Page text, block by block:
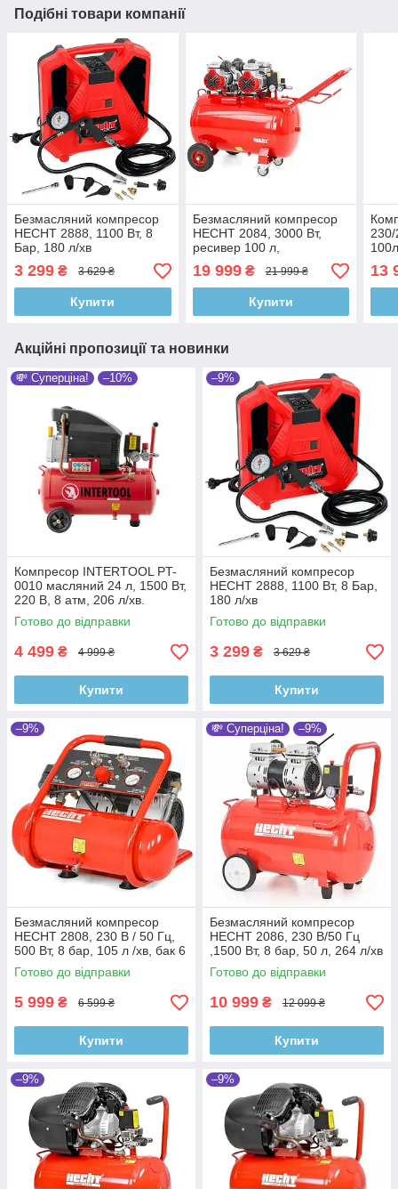
Подібні товари компанії
Безмасляний компресор
HECHT 2888, 1100 Вт, 8
Бар, 180 л/хв
3 299 ₴ 3 629 ₴
Купити
Безмасляний компресор
HECHT 2084, 3000 Вт,
ресивер 100 л,
продуктивність 528 л/хв,
тиск 8 бар
19 999₴ 21 999 ₴
Купити
230/
13
Акційні пропозиції та новинки
💸 Суперціна! –10%
Компресор INTERTOOL PT-
0010 масляний 24 л, 1500 Вт,
220 В, 8 атм, 206 л/хв.
Готово до відправки
4 499 ₴ 4 999 ₴
Купити
–9%
Безмасляний компресор
HECHT 2888, 1100 Вт, 8 Бар,
180 л/хв
Готово до відправки
3 299 ₴ 3 629 ₴
Купити
–9%
Безмасляний компресор
HECHT 2808, 230 В / 50 Гц,
500 Вт, 8 бар, 105 л /хв, бак 6
л
Готово до відправки
5 999 ₴ 6 599 ₴
Купити
💸 Суперціна! –9%
Безмасляний компресор
HECHT 2086, 230 В/50 Гц
,1500 Вт, 8 бар, 50 л, 264 л/хв
Готово до відправки
10 999 ₴ 12 099 ₴
Купити
–9% –9%